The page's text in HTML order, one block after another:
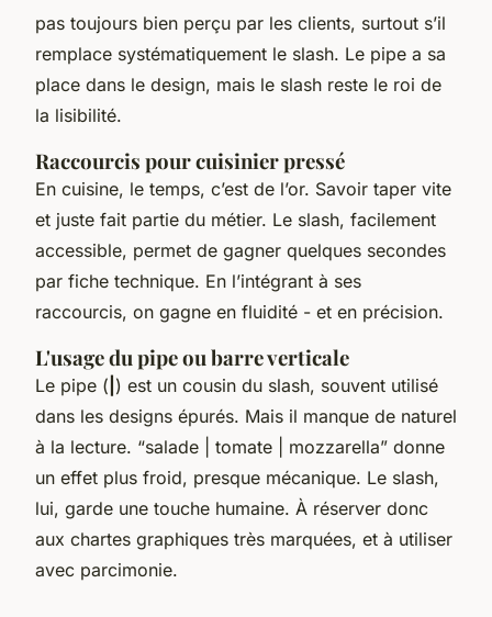
pas toujours bien perçu par les clients, surtout s’il
remplace systématiquement le slash. Le pipe a sa
place dans le design, mais le slash reste le roi de
la lisibilité.
Raccourcis pour cuisinier pressé
En cuisine, le temps, c’est de l’or. Savoir taper vite
et juste fait partie du métier. Le slash, facilement
accessible, permet de gagner quelques secondes
par fiche technique. En l’intégrant à ses
raccourcis, on gagne en fluidité - et en précision.
L'usage du pipe ou barre verticale
Le pipe ( ) est un cousin du slash, souvent utilisé
dans les designs épurés. Mais il manque de naturel
à la lecture. “salade | tomate | mozzarella” donne
un effet plus froid, presque mécanique. Le slash,
lui, garde une touche humaine. À réserver donc
aux chartes graphiques très marquées, et à utiliser
avec parcimonie.